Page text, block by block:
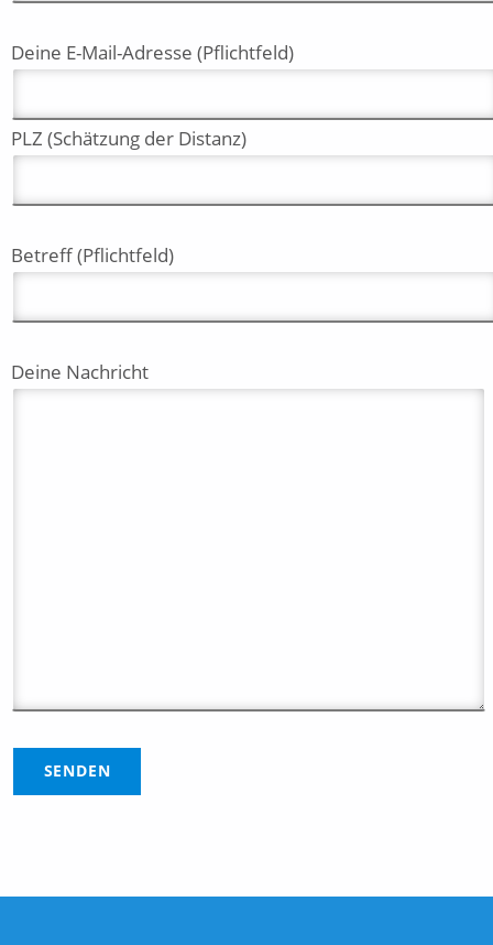
Deine E-Mail-Adresse (Pflichtfeld)
PLZ (Schätzung der Distanz)
Betreff (Pflichtfeld)
Deine Nachricht